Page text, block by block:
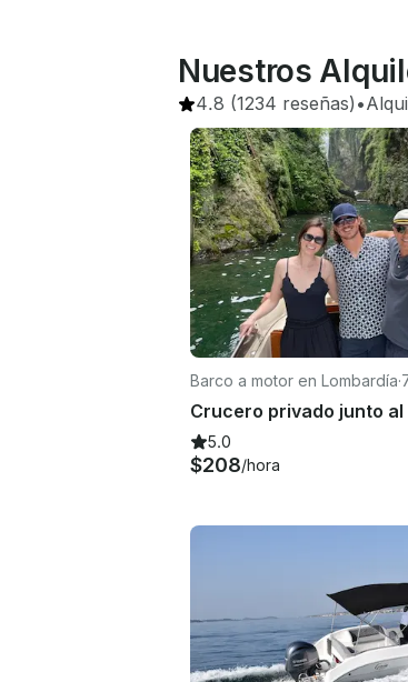
Nuestros
4.8 (1234 reseñas) •
Barco a motor en Lombardía·
5.0
$208/hora